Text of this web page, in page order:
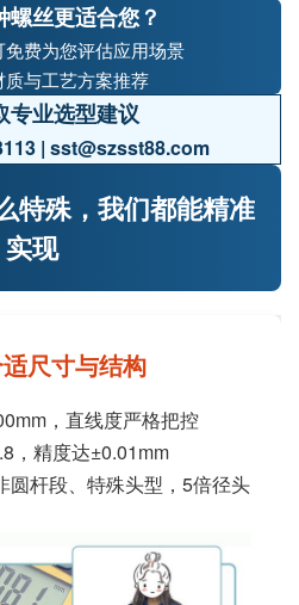
螺丝更适合您？
费为您评估应用场景
与工艺方案推荐
专业选型建议
| sst@szsst88.com
特殊，我们都能精准
实现
尺寸与结构
，直线度严格把控
，精度达±0.01mm
圆杆段、特殊头型，5倍径头